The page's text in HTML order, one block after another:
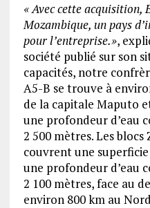
« Avec cette acquisition,
Mozambique, un pays
pour l’entreprise.»,
société publié sur son
capacités, notre
A5-B se trouve à
de la capitale Maputo
une profondeur d’eau
2 500 mètres. Les
couvrent une
une profondeur d’eau
2 100 mètres, face au
environ 800 km au